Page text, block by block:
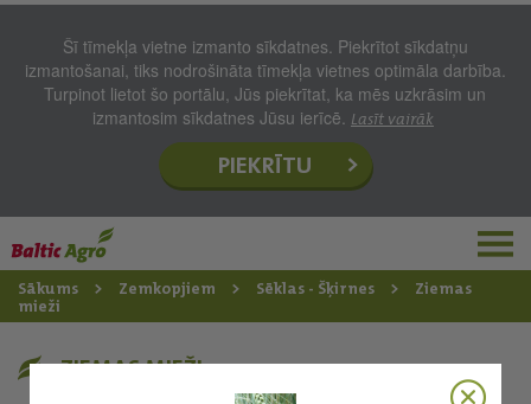
Šī tīmekļa vietne izmanto sīkdatnes. Piekrītot sīkdatņu
izmantošanai, tiks nodrošināta tīmekļa vietnes optimāla darbība.
Turpinot lietot šo portālu, Jūs piekrītat, ka mēs uzkrāsim un
izmantosim sīkdatnes Jūsu ierīcē. Lasīt vairāk
PIEKRĪTU
Sākums Zemkopjiem Sēklas - Šķirnes
Ziemas
mieži
ZIEMAS MIEŽI